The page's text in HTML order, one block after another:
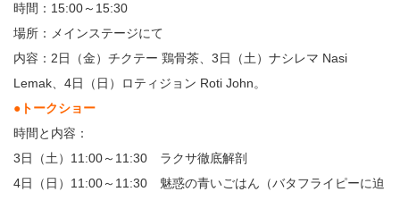
時間：15:00～15:30
場所：メインステージにて
内容：2日（金）チクテー 鶏骨茶、3日（土）ナシレマ Nasi
Lemak、4日（日）ロティジョン Roti John。
●トークショー
時間と内容：
3日（土）11:00～11:30 ラクサ徹底解剖
4日（日）11:00～11:30 魅惑の青いごはん（バタフライピーに迫